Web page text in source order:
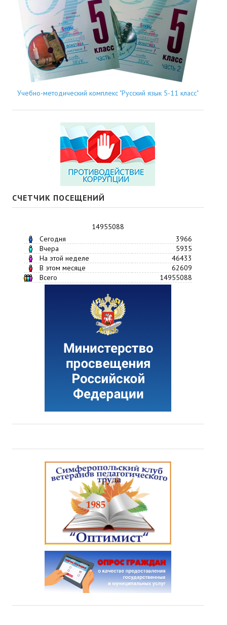
Учебно-методический комплекс "Русский язык 5-11 класс"
СЧЕТЧИК ПОСЕЩЕНИЙ
14955088
Сегодня
3966
Вчера
5935
На этой неделе
46433
В этом месяце
62609
Всего
14955088